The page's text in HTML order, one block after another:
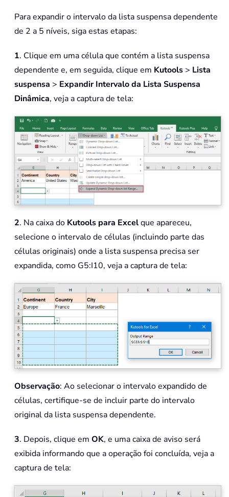
Para expandir o intervalo da lista suspensa dependente
de 2 a 5 níveis, siga estas etapas:
1. Clique em uma célula que contém a lista suspensa
dependente e, em seguida, clique em Kutools > Lista
suspensa > Expandir Intervalo da Lista Suspensa
Dinâmica, veja a captura de tela:
2. Na caixa do Kutools para Excelque apareceu,
selecione o intervalo de células (incluindo parte das
células originais) onde a lista suspensa precisa ser
expandida, como G5:I10, veja a captura de tela:
Observação: Ao selecionar o intervalo expandido de
células, certifique-se de incluir parte do intervalo
original da lista suspensa dependente.
3. Depois, clique em OK, e uma caixa de aviso será
exibida informando que a operação foi concluída, veja a
captura de tela: